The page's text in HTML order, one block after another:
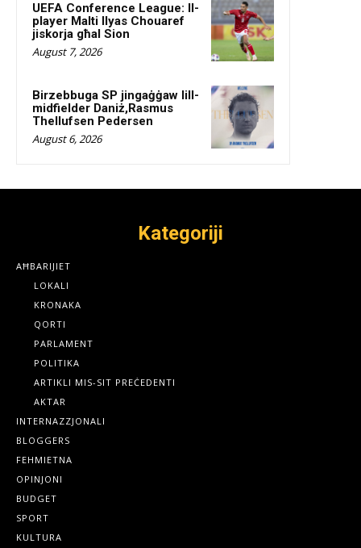
UEFA Conference League: Il-
player Malti Ilyas Chouaref
jiskorja għal Sion
August 7, 2026
Birzebbuga SP jingaġġaw lill-
midfielder Daniż,Rasmus
Thellufsen Pedersen
August 6, 2026
Kategoriji
AĦBARIJIET
LOKALI
KRONAKA
QORTI
PARLAMENT
POLITIKA
ARTIKLI MIS-SIT PREĊEDENTI
AKTAR
INTERNAZZJONALI
BLOGGERS
FEHMIETNA
OPINJONI
BUDGET
SPORT
KULTURA